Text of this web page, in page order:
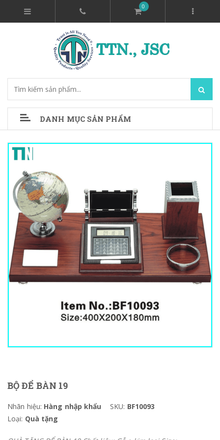
0
DANH MỤC SẢN PHẨM
BỘ ĐỂ BÀN 19
Nhãn hiệu: Hàng nhập khẩu SKU: BF10093
Loại: Quà tặng